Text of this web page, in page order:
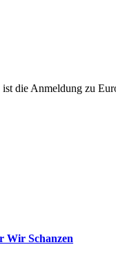
die Anmeldung zu
Wir Schanzen